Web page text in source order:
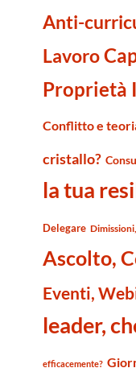
Anti-
Lavoro
Proprietà
Conflitto e
cristallo?
la tua
Delegare
Ascolto,
Eventi,
leader,
efficacemente?